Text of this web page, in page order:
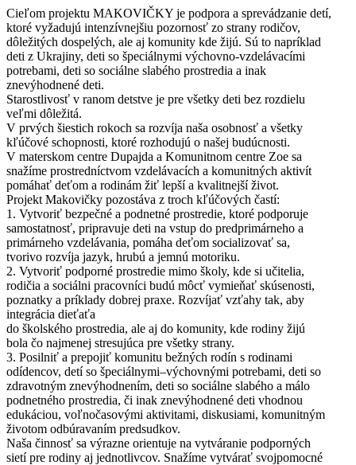
Cieľom projektu MAKOVIČKY je podpora a sprevádzanie detí,
ktoré vyžadujú intenzívnejšiu pozornosť zo strany rodičov,
dôležitých dospelých, ale aj komunity kde žijú. Sú to napríklad
deti z Ukrajiny, deti so špeciálnymi výchovno-vzdelávacími
potrebami, deti so sociálne slabého prostredia a inak
znevýhodnené deti.
Starostlivosť v ranom detstve je pre všetky deti bez rozdielu
veľmi dôležitá.
V prvých šiestich rokoch sa rozvíja naša osobnosť a všetky
kľúčové schopnosti, ktoré rozhodujú o našej budúcnosti.
V materskom centre Dupajda a Komunitnom centre Zoe sa
snažíme prostredníctvom vzdelávacích a komunitných aktivít
pomáhať deťom a rodinám žiť lepší a kvalitnejší život.
Projekt Makovičky pozostáva z troch kľúčových častí:
1. Vytvoriť bezpečné a podnetné prostredie, ktoré podporuje
samostatnosť, pripravuje deti na vstup do predprimárneho a
primárneho vzdelávania, pomáha deťom socializovať sa,
tvorivo rozvíja jazyk, hrubú a jemnú motoriku.
2. Vytvoriť podporné prostredie mimo školy, kde si učitelia,
rodičia a sociálni pracovníci budú môcť vymieňať skúsenosti,
poznatky a príklady dobrej praxe. Rozvíjať vzťahy tak, aby
integrácia dieťaťa
do školského prostredia, ale aj do komunity, kde rodiny žijú
bola čo najmenej stresujúca pre všetky strany.
3. Posilniť a prepojiť komunitu bežných rodín s rodinami
odídencov, detí so špeciálnymi–výchovnými potrebami, deti so
zdravotným znevýhodnením, deti so sociálne slabého a málo
podnetného prostredia, či inak znevýhodnené deti vhodnou
edukáciou, voľnočasovými aktivitami, diskusiami, komunitným
životom odbúravaním predsudkov.
Naša činnosť sa výrazne orientuje na vytváranie podporných
sietí pre rodiny aj jednotlivcov. Snažíme vytvárať svojpomocné